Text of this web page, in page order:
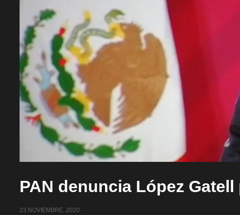
PAN denuncia López
23 NOVIEMBRE, 2020